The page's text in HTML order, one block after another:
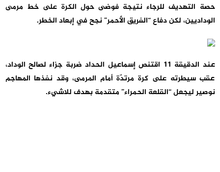
حصة التهديف للرجاء نتيجة فوضى حول الكرة على خط مرمى
الوداديين، لكن دفاع “الفريق الأحمر” نجح في إبعاد الخطر.
عند الدقيقة 11 اقتنص إسماعيل الحداد ضربة جزاء لصالح الوداد،
عقب سيطرته على كرة مرتدّة أمام المرمى، وقد نفذها المهاجم
نوصير ليجعل “القلعة الحمراء” متقدمة بهدف للاشيء.